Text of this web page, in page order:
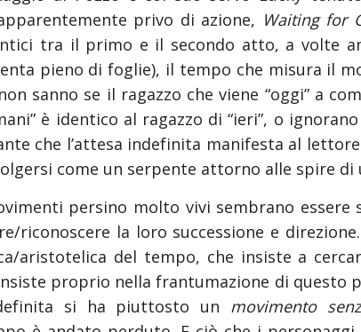
privo di azione, Waiting for
tra il primo e il secondo atto, a volte
pieno di foglie), il tempo che misura il
sanno se il ragazzo che viene “oggi” a
è identico al ragazzo di “ieri”, o
che l’attesa indefinita manifesta al
come un serpente attorno alle spire
persino molto vivi sembrano essere
riconoscere la loro successione e
aristotelica del tempo, che insiste a
proprio nella frantumazione di questo
si ha piuttosto un movimento